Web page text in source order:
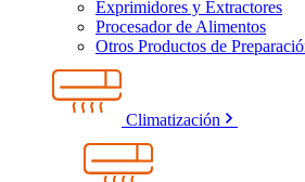
Exprimidores y Extractores
Procesador de Alimentos
Otros Productos de
Climatización